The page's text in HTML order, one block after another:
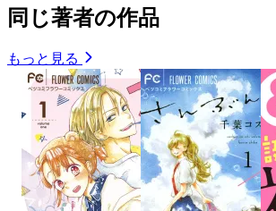
同じ著者の作品
もっと見る